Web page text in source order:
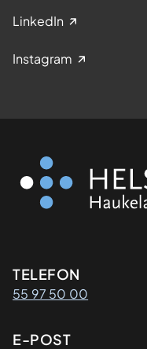
LinkedIn
Instagram
TELEFON
55 97 50 00
E-POST